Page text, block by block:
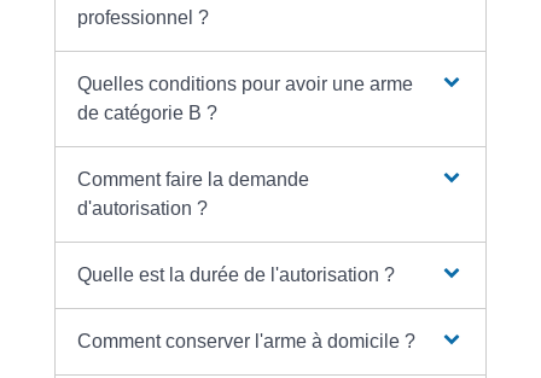
professionnel ?
Quelles conditions pour avoir une arme
de catégorie B ?
Comment faire la demande
d'autorisation ?
Quelle est la durée de l'autorisation ?
Comment conserver l'arme à domicile ?